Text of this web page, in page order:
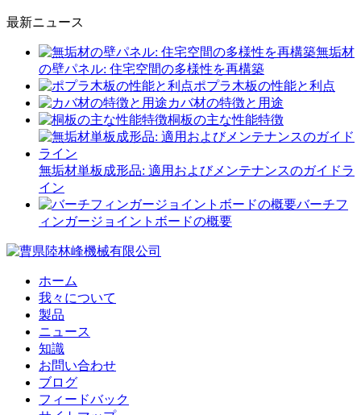
最新ニュース
無垢材
の壁パネル: 住宅空間の多様性を再構築
ポプラ木板の性能と利点
カバ材の特徴と用途
桐板の主な性能特徴
無垢材単板成形品: 適用およびメンテナンスのガイドラ
イン
バーチフ
ィンガージョイントボードの概要
ホーム
我々について
製品
ニュース
知識
お問い合わせ
ブログ
フィードバック